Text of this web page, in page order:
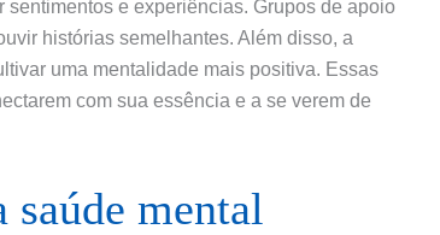
e experiências. Grupos de apoio
histórias semelhantes. Além disso, a
uma mentalidade mais positiva. Essas
com sua essência e a se verem de
mental